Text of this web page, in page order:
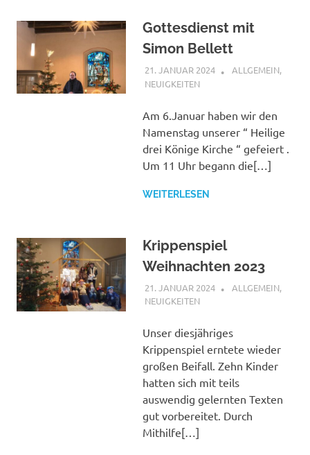
Gottesdienst mit
Simon Bellett
21. JANUAR 2024 SHAGGY
ALLGEMEIN,
NEUIGKEITEN
Am 6.Januar haben wir den
Namenstag unserer “ Heilige
drei Könige Kirche “ gefeiert .
Um 11 Uhr begann die[…]
WEITERLESEN
Krippenspiel
Weihnachten 2023
21. JANUAR 2024 SHAGGY
ALLGEMEIN,
NEUIGKEITEN
Unser diesjähriges
Krippenspiel erntete wieder
großen Beifall. Zehn Kinder
hatten sich mit teils
auswendig gelernten Texten
gut vorbereitet. Durch
Mithilfe[…]